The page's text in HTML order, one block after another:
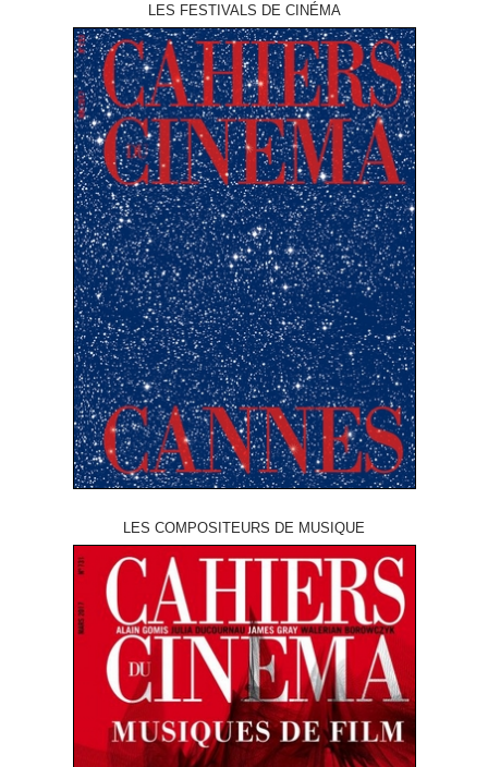
LES FESTIVALS DE CINÉMA
LES COMPOSITEURS DE MUSIQUE